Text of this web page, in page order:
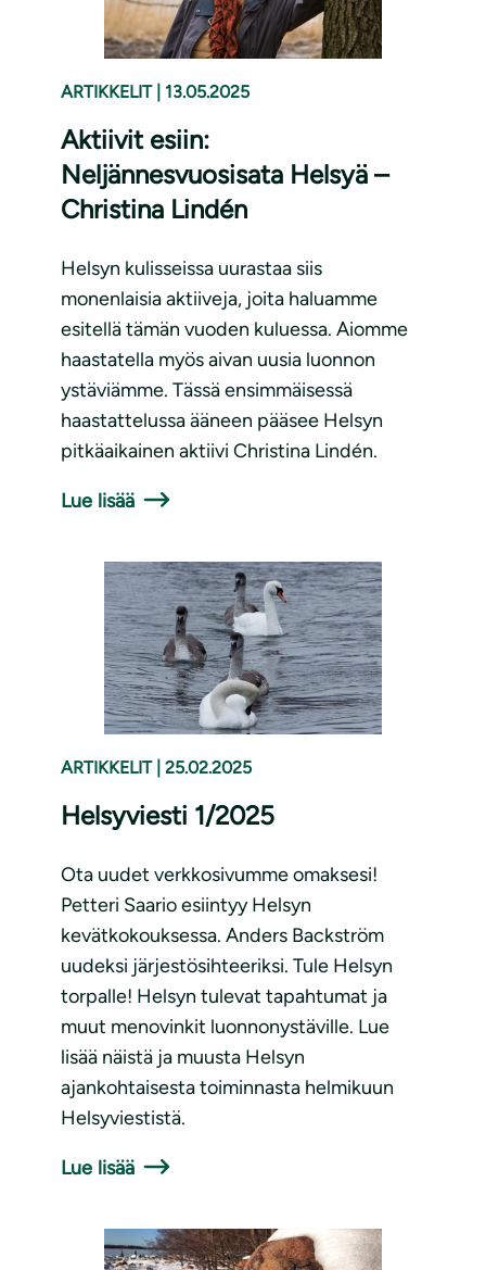
ARTIKKELIT 13.05.2025
Aktiivit esiin:
Neljännesvuosisata Helsyä –
Christina Lindén
Helsyn kulisseissa uurastaa siis
monenlaisia aktiiveja, joita haluamme
esitellä tämän vuoden kuluessa. Aiomme
haastatella myös aivan uusia luonnon
ystäviämme. Tässä ensimmäisessä
haastattelussa ääneen pääsee Helsyn
pitkäaikainen aktiivi Christina Lindén.
Lue lisää
ARTIKKELIT 25.02.2025
Helsyviesti 1/2025
Ota uudet verkkosivumme omaksesi!
Petteri Saario esiintyy Helsyn
kevätkokouksessa. Anders Backström
uudeksi järjestösihteeriksi. Tule Helsyn
torpalle! Helsyn tulevat tapahtumat ja
muut menovinkit luonnonystäville. Lue
lisää näistä ja muusta Helsyn
ajankohtaisesta toiminnasta helmikuun
Helsyviestistä.
Lue lisää